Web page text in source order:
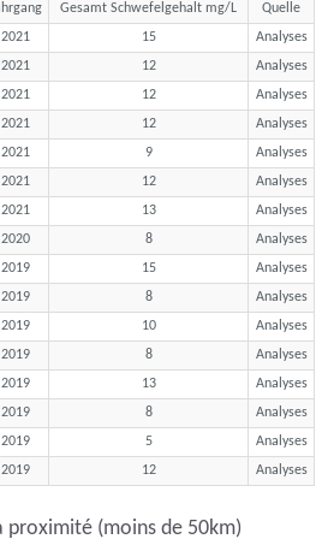
Gesamt Schwefelgehalt mg/L
Quelle
2021 15
Analyses
2021 12
Analyses
2021 12
Analyses
2021 12
Analyses
2021 9
Analyses
2021 12
Analyses
2021 13
Analyses
2020 8
Analyses
2019 15
Analyses
2019 8
Analyses
2019 10
Analyses
2019 8
Analyses
2019 13
Analyses
2019 8
Analyses
2019 5
Analyses
2019 12 Analyses
proximité (moins de 50km)